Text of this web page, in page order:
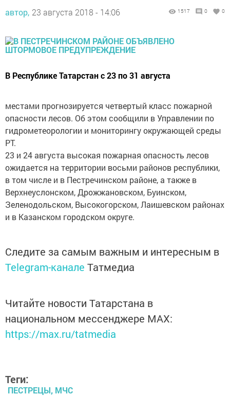
автор, 23 августа 2018 - 14:06 1517 0 0
В Республике Татарстан с 23 по 31 августа
местами прогнозируется четвертый класс пожарной
опасности лесов. Об этом сообщили в Управлении по
гидрометеорологии и мониторингу окружающей среды
РТ.
23 и 24 августа высокая пожарная опасность лесов
ожидается на территории восьми районов республики,
в том числе и в Пестречинском районе, а также в
Верхнеуслонском, Дрожжановском, Буинском,
Зеленодольском, Высокогорском, Лаишевском районах
и в Казанском городском округе.
Следите за самым важным и интересным в
Telegram-канале Татмедиа
Читайте новости Татарстана в
национальном мессенджере MАХ:
https://max.ru/tatmedia
Теги:
ПЕСТРЕЦЫ, МЧС